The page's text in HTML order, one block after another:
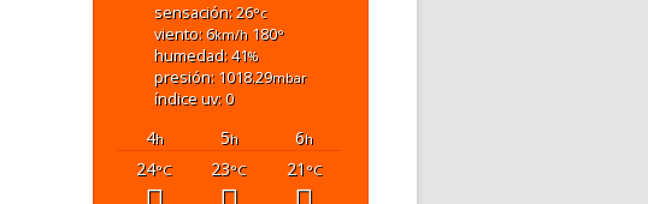
sensación: 26°c
viento: 6km/h 180°
humedad: 41%
presión: 1018.29mbar
índice uv: 0
4h 5h 6h
24°C 23°C 21 °C